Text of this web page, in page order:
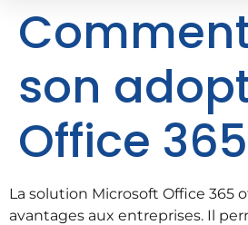
son
Office
La solution Microsoft Office 365
avantages aux entreprises. Il